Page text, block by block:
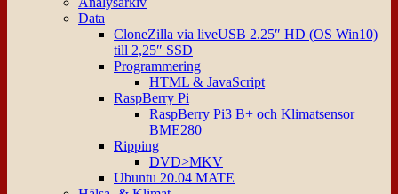
Data
CloneZilla via liveUSB 2.25″ HD (OS Win10)
till 2,25″ SSD
Programmering
HTML & JavaScript
RaspBerry Pi
RaspBerry Pi3 B+ och Klimatsensor
BME280
Ripping
DVD>MKV
Ubuntu 20.04 MATE